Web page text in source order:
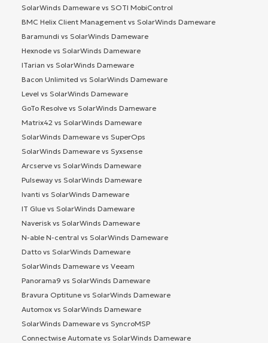
SolarWinds Dameware vs SOTI MobiControl
BMC Helix Client Management vs SolarWinds Dameware
Baramundi vs SolarWinds Dameware
Hexnode vs SolarWinds Dameware
ITarian vs SolarWinds Dameware
Bacon Unlimited vs SolarWinds Dameware
Level vs SolarWinds Dameware
GoTo Resolve vs SolarWinds Dameware
Matrix42 vs SolarWinds Dameware
SolarWinds Dameware vs SuperOps
SolarWinds Dameware vs Syxsense
Arcserve vs SolarWinds Dameware
Pulseway vs SolarWinds Dameware
Ivanti vs SolarWinds Dameware
IT Glue vs SolarWinds Dameware
Naverisk vs SolarWinds Dameware
N-able N-central vs SolarWinds Dameware
Datto vs SolarWinds Dameware
SolarWinds Dameware vs Veeam
Panorama9 vs SolarWinds Dameware
Bravura Optitune vs SolarWinds Dameware
Automox vs SolarWinds Dameware
SolarWinds Dameware vs SyncroMSP
Connectwise Automate vs SolarWinds Dameware